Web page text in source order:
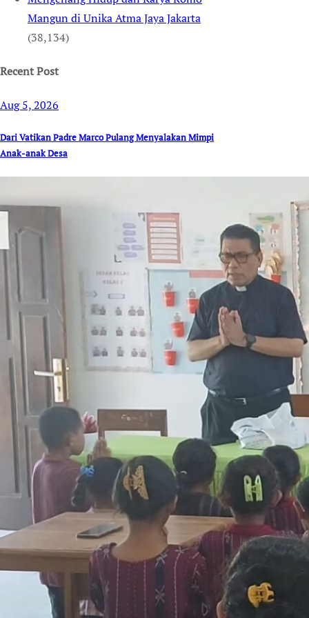
Mangun di Unika Atma Jaya Jakarta
(38,134)
Recent Post
Aug 5, 2026
Dari Vatikan Padre Marco Pulang Menyalakan Mimpi
Anak-anak Desa